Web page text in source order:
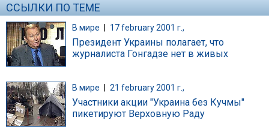
ССЫЛКИ ПО ТЕМЕ
В мире | 17 february 2001 г.,
Президент Украины полагает, что
журналиста Гонгадзе нет в живых
В мире 21 february 2001 г.,
Участники акции "Украина без Кучмы"
пикетируют Верховную Раду